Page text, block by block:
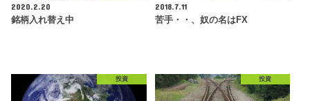
2020.2.20
銘柄入れ替え中
2018.7.11
苦手・・、奴の名はFX
投資 投資